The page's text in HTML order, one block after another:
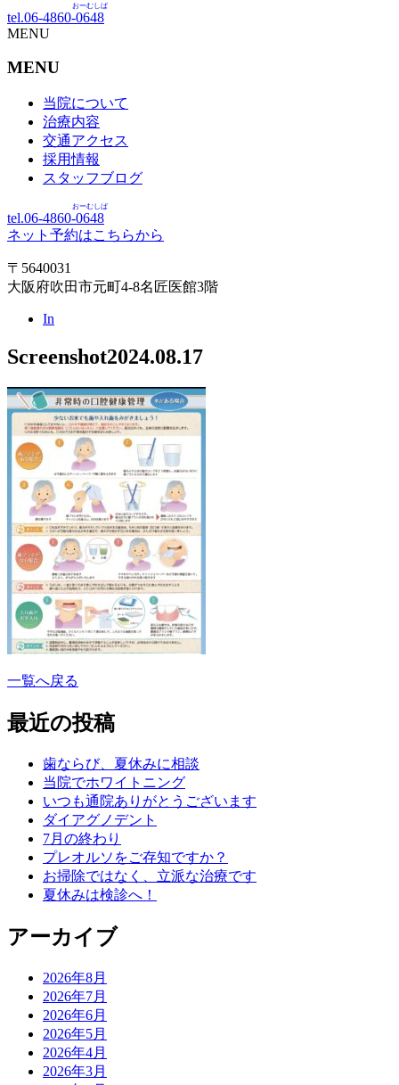
tel.06-4860-0648
おーむしば
MENU
MENU
当院について
治療内容
交通アクセス
採用情報
スタッフブログ
tel.06-4860-0648
おーむしば
ネット予約はこちらから
〒5640031
大阪府吹田市元町4-8名匠医館3階
In
Screenshot2024.08.17
一覧へ戻る
最近の投稿
歯ならび、夏休みに相談
当院でホワイトニング
いつも通院ありがとうございます
ダイアグノデント
7月の終わり
プレオルソをご存知ですか？
お掃除ではなく、立派な治療です
夏休みは検診へ！
アーカイブ
2026年8月
2026年7月
2026年6月
2026年5月
2026年4月
2026年3月